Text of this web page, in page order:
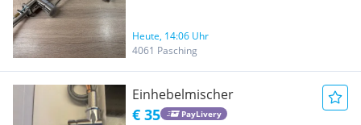
Heute, 14:06 Uhr
4061 Pasching
Einhebelmischer
€ 35 PayLivery